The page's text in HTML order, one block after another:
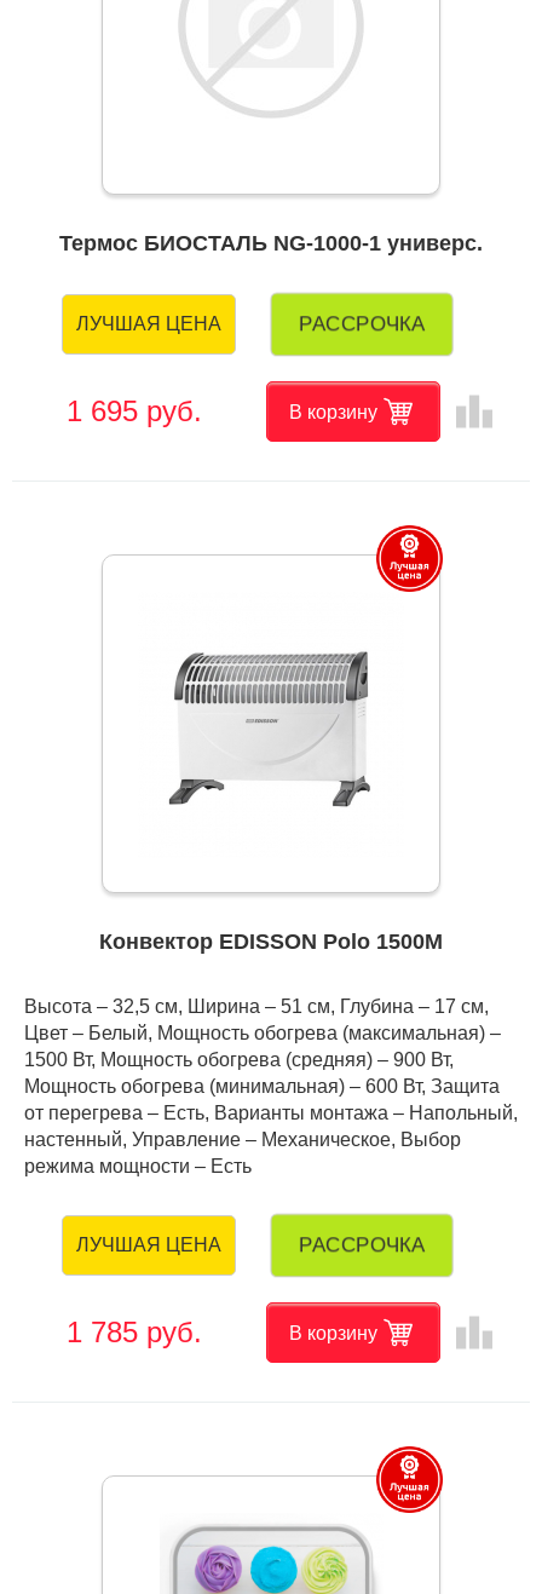
Термос БИОСТАЛЬ NG-1000-1 универс.
ЛУЧШАЯ ЦЕНА РАССРОЧКА
1 695 руб. В корзину leaderboard
Конвектор EDISSON Polo 1500M
Высота – 32,5 см, Ширина – 51 см, Глубина – 17 см,
Цвет – Белый, Мощность обогрева (максимальная) –
1500 Вт, Мощность обогрева (средняя) – 900 Вт,
Мощность обогрева (минимальная) – 600 Вт, Защита
от перегрева – Есть, Варианты монтажа – Напольный,
настенный, Управление – Механическое, Выбор
режима мощности – Есть
ЛУЧШАЯ ЦЕНА РАССРОЧКА
1 785 руб. В корзину leaderboard